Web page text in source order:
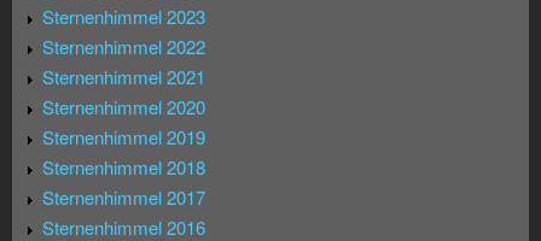
Sternenhimmel 2023
Sternenhimmel 2022
Sternenhimmel 2021
Sternenhimmel 2020
Sternenhimmel 2019
Sternenhimmel 2018
Sternenhimmel 2017
Sternenhimmel 2016